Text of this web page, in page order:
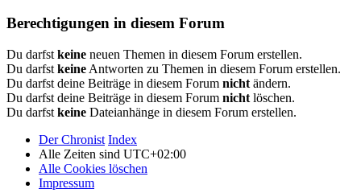
Berechtigungen in diesem Forum
Du darfst keine neuen Themen in diesem Forum erstellen.
Du darfst keine Antworten zu Themen in diesem Forum erstellen.
Du darfst deine Beiträge in diesem Forum nicht ändern.
Du darfst deine Beiträge in diesem Forum nicht löschen.
Du darfst keine Dateianhänge in diesem Forum erstellen.
Der Chronist Index
Alle Zeiten sind UTC+02:00
Alle Cookies löschen
Impressum